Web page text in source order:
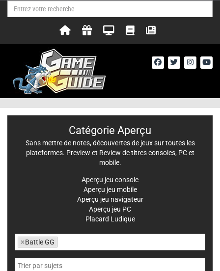
Catégorie Aperçu
Sans mettre de notes, découvertes de jeux sur toutes les
plateformes. Preview et Review de titres consoles, PC et
mobile.
Aperçu jeu console
Aperçu jeu mobile
Aperçu jeu navigateur
Aperçu jeu PC
Placard Ludique
×Battle GG